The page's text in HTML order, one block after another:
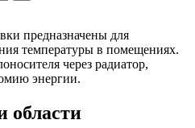
предназначены для
температуры в помещениях.
через радиатор,
энергии.
области